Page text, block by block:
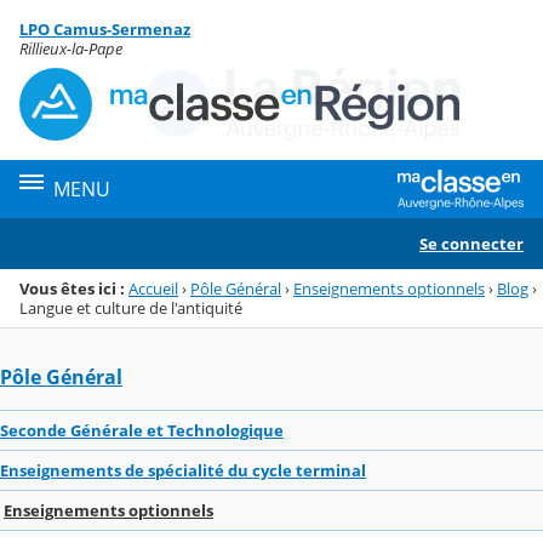
Menu de la rubrique
Contenu
LPO Camus-Sermenaz
Rillieux-la-Pape
MENU
Se connecter
Vous êtes ici : Accueil› Pôle Général› Enseignements optionnels› Blog›
Langue et culture de l'antiquité
Pôle Général
Seconde Générale et Technologique
Enseignements de spécialité du cycle terminal
Enseignements optionnels